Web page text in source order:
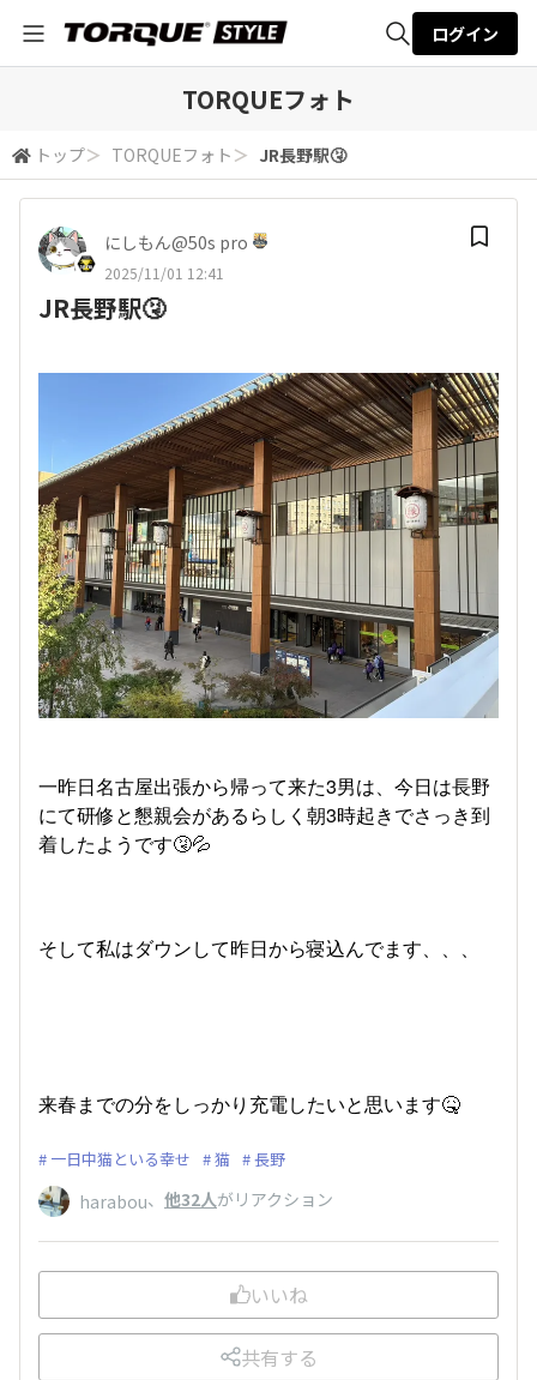
検索
ログイン
TORQUEフォト
トップ＞ TORQUEフォト ＞ JR長野駅🤧
にしもん@50s pro
2025/11/01 12:41
JR長野駅🤧
一昨日名古屋出張から帰って来た3男は、今日は長野
にて研修と懇親会があるらしく朝3時起きでさっき到
着したようです🤧💦
そして私はダウンして昨日から寝込んでます、、、
来春までの分をしっかり充電したいと思います🤒
一日中猫といる幸せ 猫 長野
harabou、 他32人がリアクション
いいね
共有する